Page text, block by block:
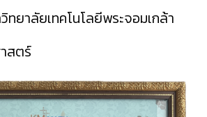
ทยาลัยเทคโนโลยีพระจอมเกล้า
สตร์